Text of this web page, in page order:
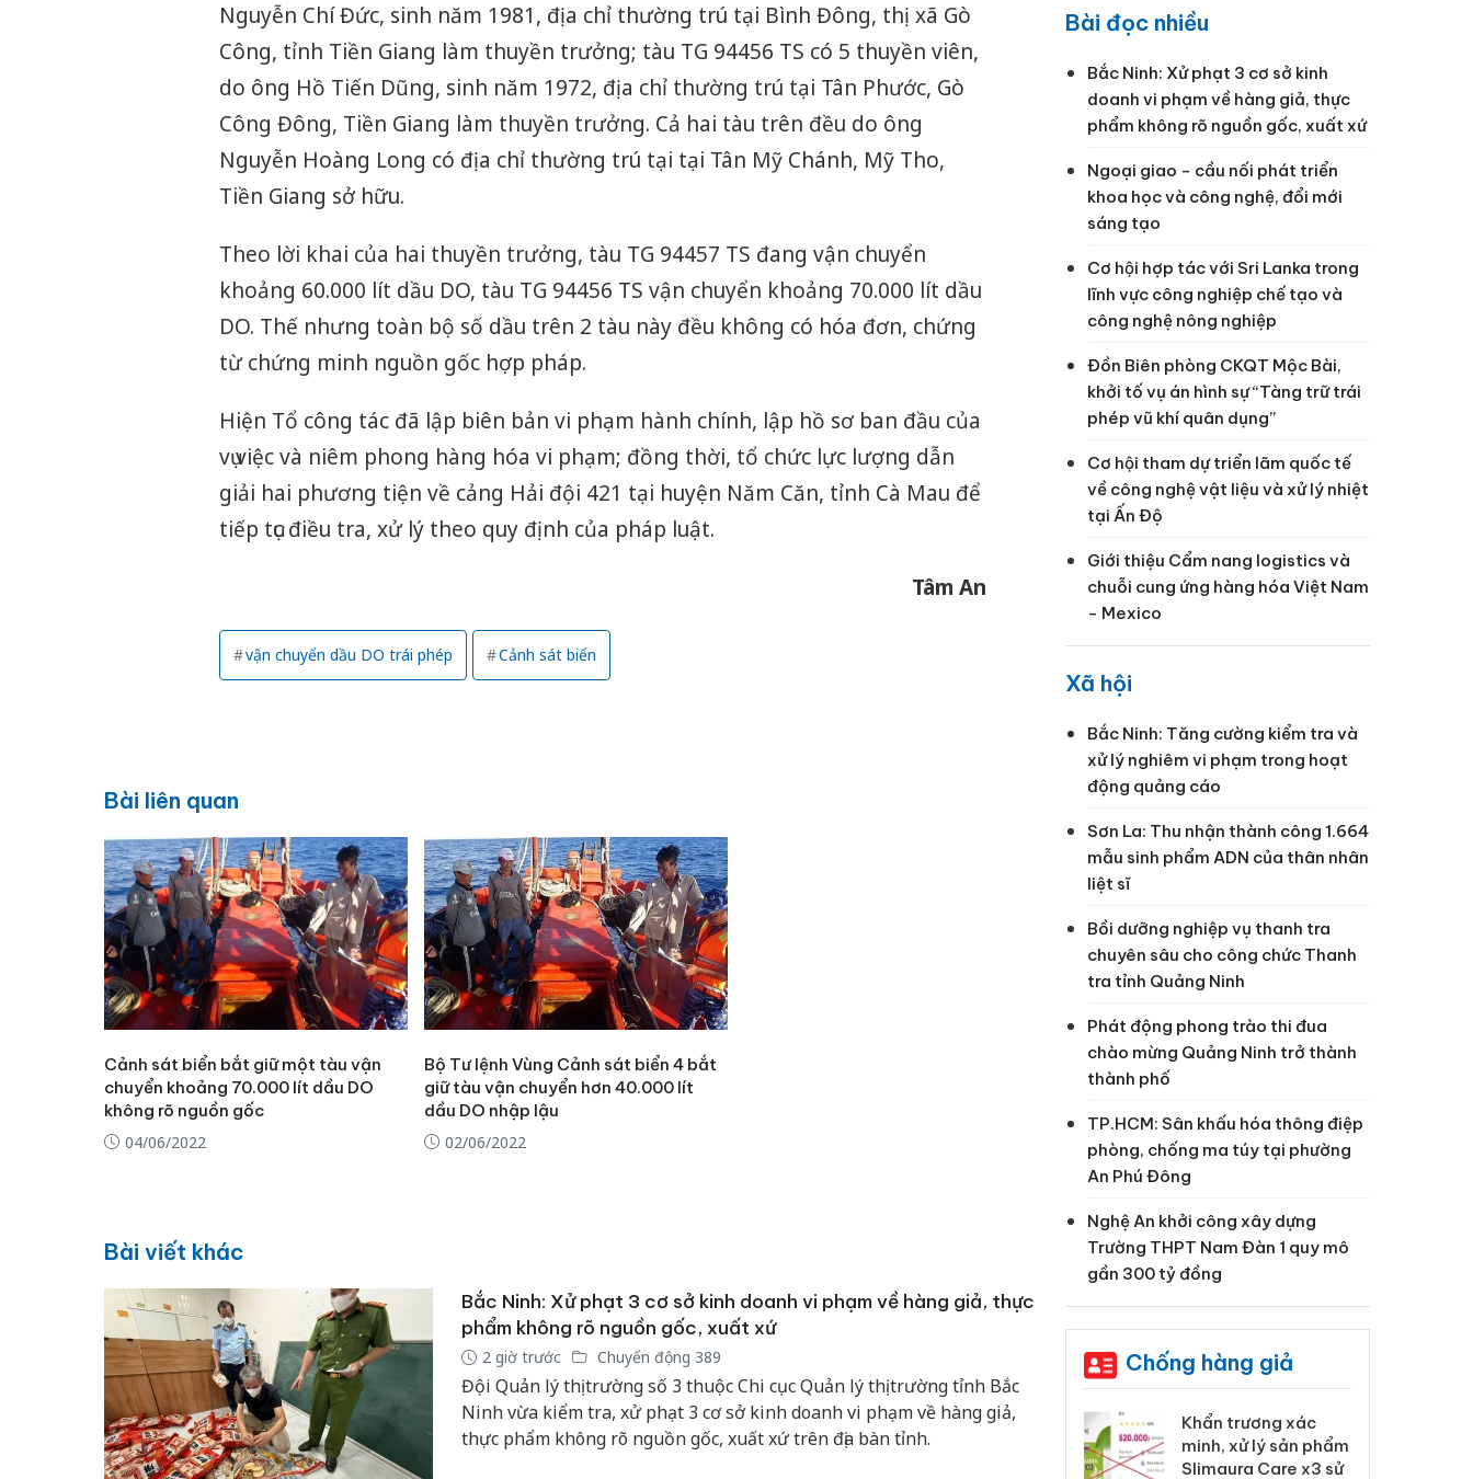
Nguyễn Chí Đức, sinh năm 1981, địa chỉ thường trú tại Bình Đông, thị xã Gò
Công, tỉnh Tiền Giang làm thuyền trưởng; tàu TG 94456 TS có 5 thuyền viên,
do ông Hồ Tiến Dũng, sinh năm 1972, địa chỉ thường trú tại Tân Phước, Gò
Công Đông, Tiền Giang làm thuyền trưởng. Cả hai tàu trên đều do ông
Nguyễn Hoàng Long có địa chỉ thường trú tại tại Tân Mỹ Chánh, Mỹ Tho,
Tiền Giang sở hữu.
Theo lời khai của hai thuyền trưởng, tàu TG 94457 TS đang vận chuyển
khoảng 60.000 lít dầu DO, tàu TG 94456 TS vận chuyển khoảng 70.000 lít dầu
DO. Thế nhưng toàn bộ số dầu trên 2 tàu này đều không có hóa đơn, chứng
từ chứng minh nguồn gốc hợp pháp.
Hiện Tổ công tác đã lập biên bản vi phạm hành chính, lập hồ sơ ban đầu của
vụ việc và niêm phong hàng hóa vi phạm; đồng thời, tổ chức lực lượng dẫn
giải hai phương tiện về cảng Hải đội 421 tại huyện Năm Căn, tỉnh Cà Mau để
tiếp tục điều tra, xử lý theo quy định của pháp luật.
Tâm An
vận chuyển dầu DO trái phép Cảnh sát biển
Bài liên quan
Cảnh sát biển bắt giữ một tàu vận
chuyển khoảng 70.000 lít dầu DO
không rõ nguồn gốc
04/06/2022
Bộ Tư lệnh Vùng Cảnh sát biển 4 bắt
giữ tàu vận chuyển hơn 40.000 lít
dầu DO nhập lậu
02/06/2022
Bài viết khác
Bắc Ninh: Xử phạt 3 cơ sở kinh doanh vi phạm về hàng giả, thực
phẩm không rõ nguồn gốc, xuất xứ
2 giờ trước Chuyển động 389
Đội Quản lý thị trường số 3 thuộc Chi cục Quản lý thị trường tỉnh Bắc
Ninh vừa kiểm tra, xử phạt 3 cơ sở kinh doanh vi phạm về hàng giả,
thực phẩm không rõ nguồn gốc, xuất xứ trên địa bàn tỉnh.
Bài đọc nhiều
Bắc Ninh: Xử phạt 3 cơ sở kinh
doanh vi phạm về hàng giả, thực
phẩm không rõ nguồn gốc, xuất xứ
Ngoại giao - cầu nối phát triển
khoa học và công nghệ, đổi mới
sáng tạo
Cơ hội hợp tác với Sri Lanka trong
lĩnh vực công nghiệp chế tạo và
công nghệ nông nghiệp
Đồn Biên phòng CKQT Mộc Bài,
khởi tố vụ án hình sự “Tàng trữ trái
phép vũ khí quân dụng”
Cơ hội tham dự triển lãm quốc tế
về công nghệ vật liệu và xử lý nhiệt
tại Ấn Độ
Giới thiệu Cẩm nang logistics và
chuỗi cung ứng hàng hóa Việt Nam
- Mexico
Xã hội
Bắc Ninh: Tăng cường kiểm tra và
xử lý nghiêm vi phạm trong hoạt
động quảng cáo
Sơn La: Thu nhận thành công 1.664
mẫu sinh phẩm ADN của thân nhân
liệt sĩ
Bồi dưỡng nghiệp vụ thanh tra
chuyên sâu cho công chức Thanh
tra tỉnh Quảng Ninh
Phát động phong trào thi đua
chào mừng Quảng Ninh trở thành
thành phố
TP.HCM: Sân khấu hóa thông điệp
phòng, chống ma túy tại phường
An Phú Đông
Nghệ An khởi công xây dựng
Trường THPT Nam Đàn 1 quy mô
gần 300 tỷ đồng
Chống hàng giả
Cà Mau: Tiêu hủy
công khai hàng ngàn
Khẩn trương xác
minh, xử lý sản phẩm
Slimaura Care x3 sử